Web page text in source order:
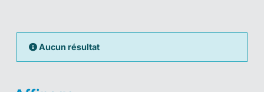
Aucun résultat